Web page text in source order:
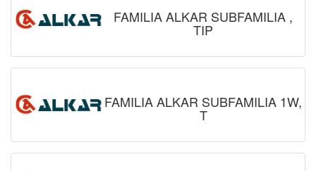
FAMILIA ALKAR SUBFAMILIA ,
TIP
FAMILIA ALKAR SUBFAMILIA 1W,
T